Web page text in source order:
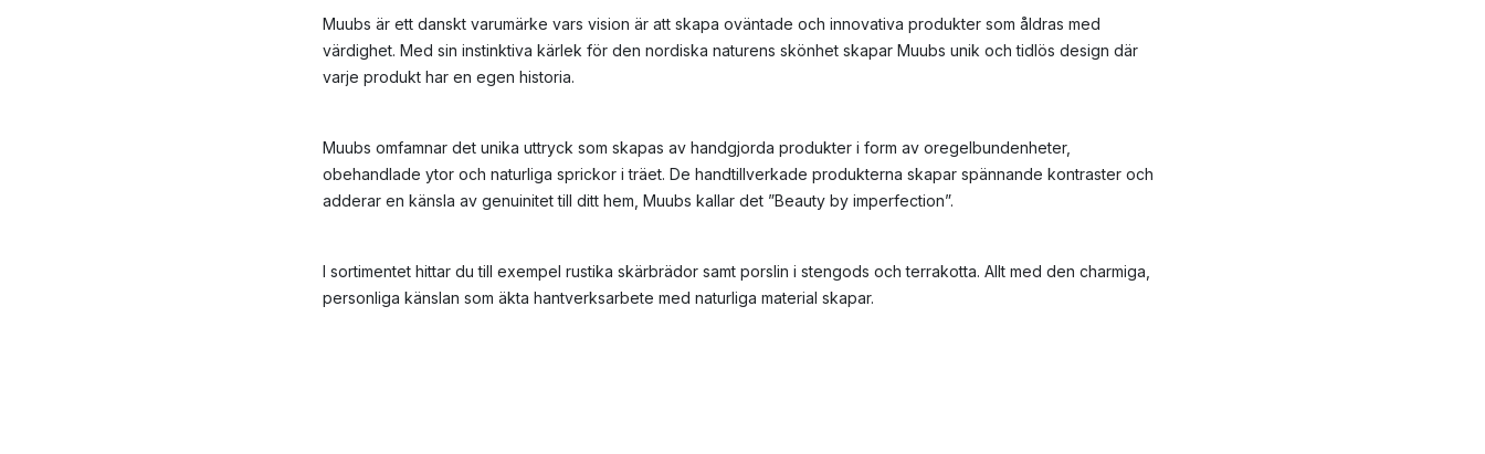
Muubs är ett danskt varumärke vars vision är att skapa oväntade och innovativa produkter som åldras med
värdighet. Med sin instinktiva kärlek för den nordiska naturens skönhet skapar Muubs unik och tidlös design där
varje produkt har en egen historia.
Muubs omfamnar det unika uttryck som skapas av handgjorda produkter i form av oregelbundenheter,
obehandlade ytor och naturliga sprickor i träet. De handtillverkade produkterna skapar spännande kontraster och
adderar en känsla av genuinitet till ditt hem, Muubs kallar det ”Beauty by imperfection”.
I sortimentet hittar du till exempel rustika skärbrädor samt porslin i stengods och terrakotta. Allt med den charmiga,
personliga känslan som äkta hantverksarbete med naturliga material skapar.